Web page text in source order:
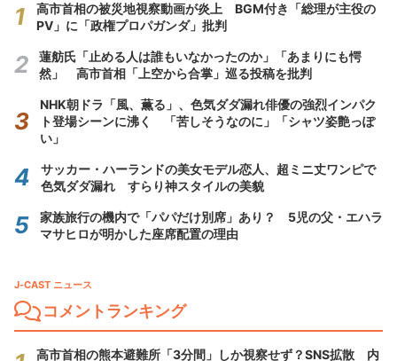
高市首相の被災地視察動画が炎上 BGM付き「総理が主役の
PV」に「政権プロパガンダ」批判
蓮舫氏「止める人は誰もいなかったのか」「あまりにも愕
然」 高市首相「上空から合掌」巡る投稿を批判
NHK朝ドラ「風、薫る」、色気ダダ漏れ俳優の強烈インパク
ト登場シーンに沸く 「苦しそうなのに」「シャツ姿艶っぽ
い」
サッカー・ハーランドの美女モデル恋人、超ミニ丈ワンピで
色気ダダ漏れ すらり神スタイルの美貌
家族旅行の機内で「パパだけ別席」あり？ 5児の父・エハラ
マサヒロが明かした座席配置の理由
J-CAST ニュース
コメントランキング
高市首相の熊本避難所「3分間」しか視察せず？SNS拡散 内